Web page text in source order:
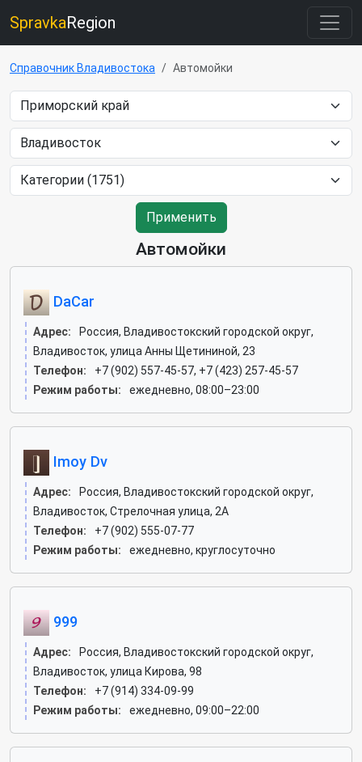
SpravkaRegion
Справочник Владивостока Автомойки
Применить
Автомойки
DaCar
Адрес:
Россия, Владивостокский городской округ,
Владивосток, улица Анны Щетининой, 23
Телефон:
+7 (902) 557-45-57, +7 (423) 257-45-57
Режим работы:
ежедневно, 08:00–23:00
Imoy Dv
Адрес:
Россия, Владивостокский городской округ,
Владивосток, Стрелочная улица, 2А
Телефон:
+7 (902) 555-07-77
Режим работы:
ежедневно, круглосуточно
999
Адрес:
Россия, Владивостокский городской округ,
Владивосток, улица Кирова, 98
Телефон:
+7 (914) 334-09-99
Режим работы:
ежедневно, 09:00–22:00